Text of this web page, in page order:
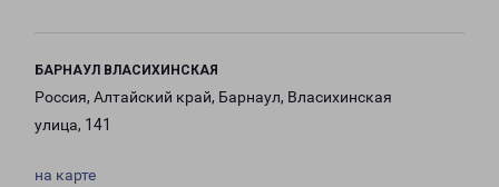
БАРНАУЛ ВЛАСИХИНСКАЯ
Россия, Алтайский край, Барнаул, Власихинская
улица, 141
на карте